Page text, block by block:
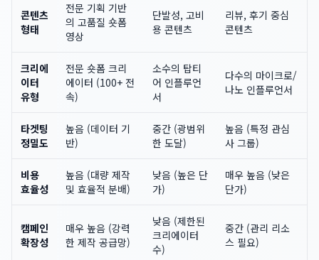
콘텐츠
형태
전문 기획 기반
의 고품질 숏폼
영상
단발성, 고비
용 콘텐츠
리뷰, 후기 중심
콘텐츠
크리에
이터
유형
전문 숏폼 크리
에이터 (100+ 전
속)
소수의 탑티
어 인플루언
서
다수의 마이크로/
나노 인플루언서
타겟팅
정밀도
높음 (데이터 기
반)
중간 (광범위
한 도달)
높음 (특정 관심
사 그룹)
비용
효율성
높음 (대량 제작
및 효율적 분배)
낮음 (높은 단
가)
매우 높음 (낮은
단가)
캠페인
확장성
매우 높음 (강력
한 제작 공급망)
낮음 (제한된
크리에이터
수)
중간 (관리 리소
스 필요)